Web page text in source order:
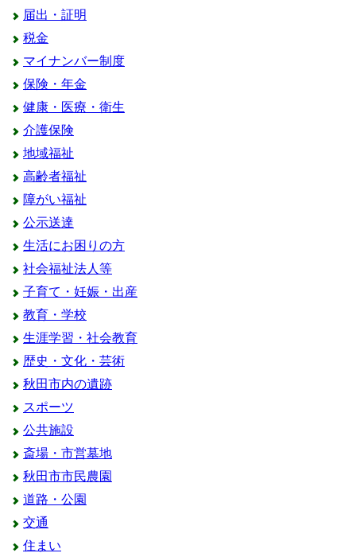
届出・証明
税金
マイナンバー制度
保険・年金
健康・医療・衛生
介護保険
地域福祉
高齢者福祉
障がい福祉
公示送達
生活にお困りの方
社会福祉法人等
子育て・妊娠・出産
教育・学校
生涯学習・社会教育
歴史・文化・芸術
秋田市内の遺跡
スポーツ
公共施設
斎場・市営墓地
秋田市市民農園
道路・公園
交通
住まい